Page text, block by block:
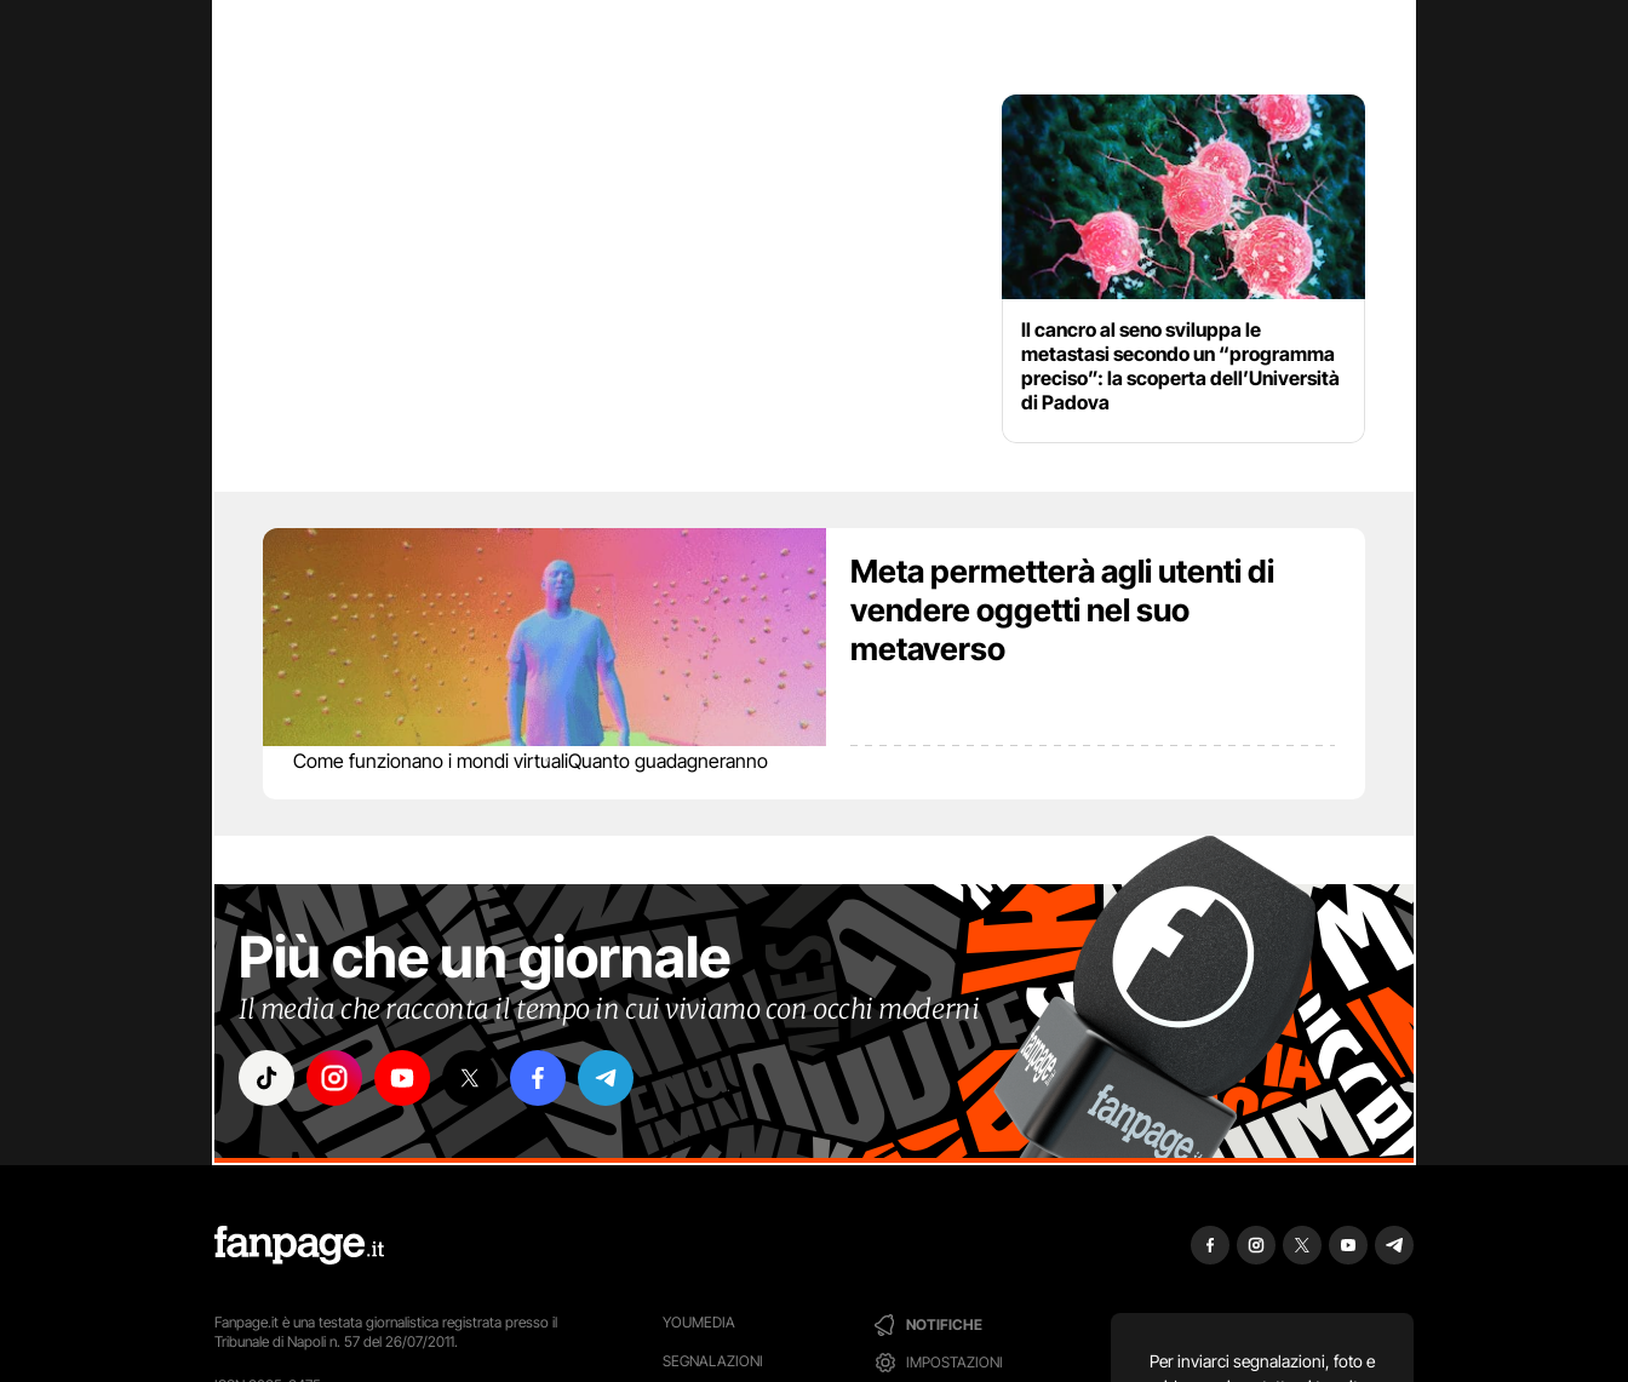
Il cancro al seno sviluppa le
metastasi secondo un “programma
preciso”: la scoperta dell’Università
di Padova
Meta permetterà agli utenti di
vendere oggetti nel suo
metaverso
Come funzionano i mondi virtualiQuanto guadagneranno
Più che un giornale
Il media che racconta il tempo in cui viviamo con occhi moderni
YOUMEDIA
SEGNALAZIONI
NOTIFICHE
IMPOSTAZIONI
Per inviarci segnalazioni, foto e
Fanpage.it è una testata giornalistica registrata presso il
Tribunale di Napoli n. 57 del 26/07/2011.